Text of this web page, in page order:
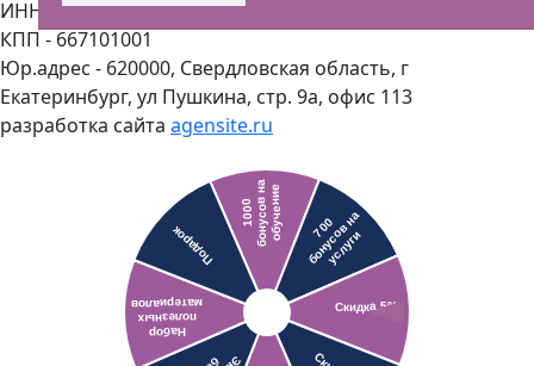
ИНН - 6686127898
КПП - 667101001
Юр.адрес - 620000, Свердловская область, г
Екатеринбург, ул Пушкина, стр. 9а, офис 113
разработка сайта agensite.ru